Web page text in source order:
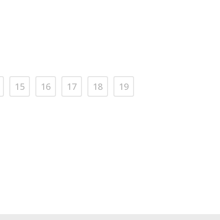
15 16 17 18
19